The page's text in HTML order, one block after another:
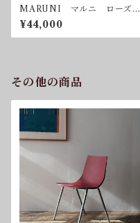
MARUNI マルニ ローズウ
ッド コーヒーテーブル サ
イドテーブル ヴィンテージ
¥44,000
その他の商品